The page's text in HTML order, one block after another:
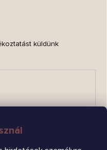
küldünk